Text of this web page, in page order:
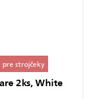
pre strojčeky
2ks, White